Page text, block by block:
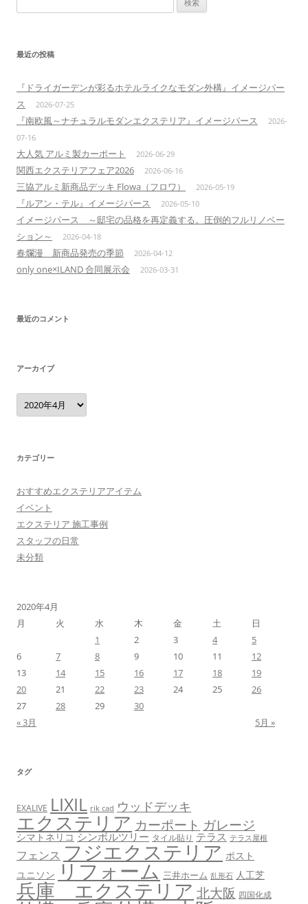
索:
最近の投稿
『ドライガーデンが彩るホテルライクなモダン外構』イメージパー
ス
2026-07-25
『南欧風～ナチュラルモダンエクステリア』イメージパース
2026-
07-16
大人気 アルミ製カーポート 2026-06-29
関西エクステリアフェア2026 2026-06-16
三協アルミ新商品デッキ Flowa（フロワ） 2026-05-19
『ルアン・テル』イメージパース 2026-05-10
イメージパース ～邸宅の品格を再定義する。圧倒的フルリノベー
ション～
2026-04-18
春爛漫 新商品発売の季節 2026-04-12
only one×ILAND 合同展示会 2026-03-31
最近のコメント
アーカイブ
ア
ー
カ
カテゴリー
おすすめエクステリアアイテム
イベント
エクステリア 施工事例
スタッフの日常
未分類
2020年4月
月
火 水 木 金 土
日
1
2 3 4
5
6
7 8 9 10 11
12
13
14 15 16 17 18
19
20
21 22 23 24 25
26
27
28 29
30
« 3月
5月 »
タグ
EXALIVE LIXIL rik cad ウッドデッキ
エクステリア カーポート ガレージ
シマトネリコ シンボルツリー タイル貼り テラス テラス屋根
フェンス フジエクステリア ポスト
ユニソン リフォーム 三井ホーム 乱形石 人工芝
兵庫 エクステリア 北大阪 四国化成